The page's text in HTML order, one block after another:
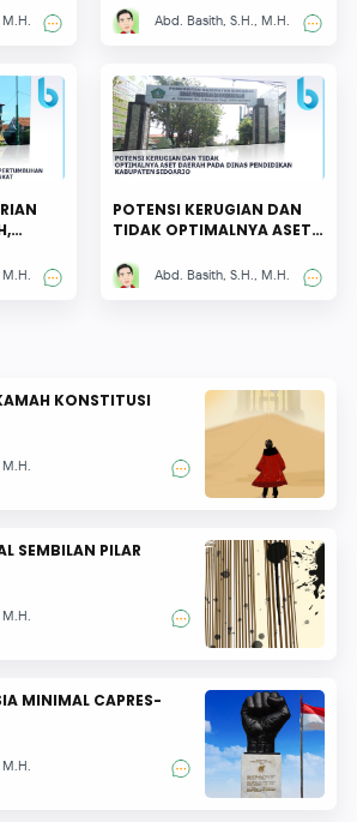
ASLI DAERAH DI
KABUPATEN SIDOARJO
Abd. Basith, S.H., M.H.
POTENSI KERUGIAN DAN
TIDAK OPTIMALNYA ASET
PENDIDIKAN KABUPATEN
SIDOARJO
Abd. Basith, S.H., M.H.
KONSTITUSI
SEMBILAN PILAR
MINIMAL CAPRES-